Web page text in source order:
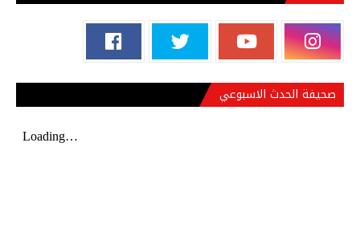
صحيفة الحدث الاسبوعي